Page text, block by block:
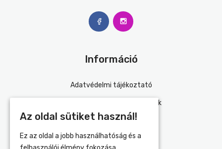
Információ
Adatvédelmi tájékoztató
Általános szerződési feltételek
Impresszum
Szállítás és fizetés
Az oldal sütiket használ!
Ez az oldal a jobb használhatóság és a